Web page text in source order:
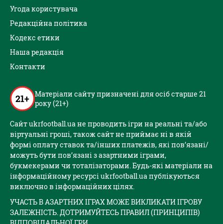
Угода користувача
Редакційна політика
Кодекс етики
Наша редакція
Контакти
21+ Матеріали сайту призначені для осіб старше 21
року (21+)
Сайт ukrfootball.ua не проводить ігри на реальні та/або
віртуальні гроші, також сайт не приймає ні в якій
формі оплату ставок та/інших платежів, які пов’язані/
можуть бути пов’язані з азартними іграми,
букмекерами чи тоталізаторами. Будь-які матеріали на
інформаційному ресурсі ukrfootball.ua публікуються
виключно в інформаційних цілях.
УЧАСТЬ В АЗАРТНИХ ІГРАХ МОЖЕ ВИКЛИКАТИ ІГРОВУ
ЗАЛЕЖНІСТЬ. ДОТРИМУЙТЕСЬ ПРАВИЛ (ПРИНЦИПІВ)